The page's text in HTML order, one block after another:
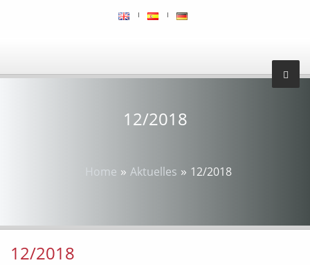
12/2018
Home » Aktuelles » 12/2018
12/2018